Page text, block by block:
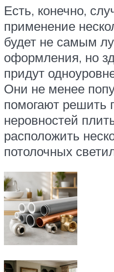
Есть, конечно,
применение
будет не самым
оформления, но
придут
Они не менее
помогают решить
неровностей
расположить
потолочных